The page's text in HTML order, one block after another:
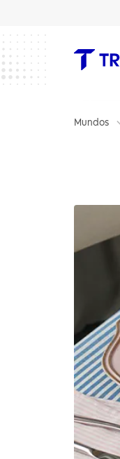
Mundos